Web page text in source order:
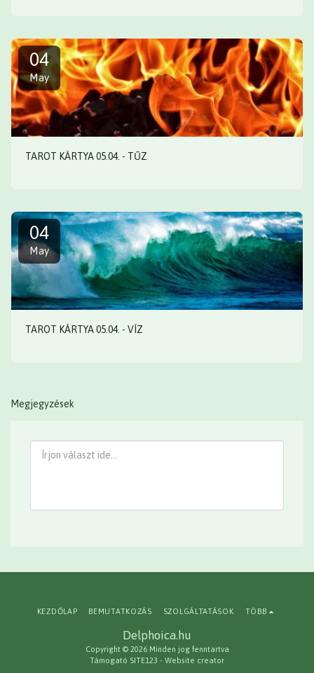
04
May
TAROT KÁRTYA 05.04. - TŰZ
04
May
TAROT KÁRTYA 05.04. - VÍZ
Megjegyzések
Delphoica.hu
Copyright © 2026 Minden jog fenntartva
Támogató SITE123 - Website creator
KEZDŐLAP BEMUTATKOZÁS SZOLGÁLTATÁSOK TÖBB